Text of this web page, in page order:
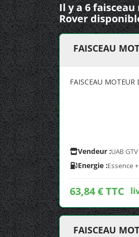
Il y a 6 faisceau
Rover
FAISCEAU
FAISCEAU MOTEUR
Vendeur :UAB
Energie :Essence
63,84 € TTC
FAISCEAU